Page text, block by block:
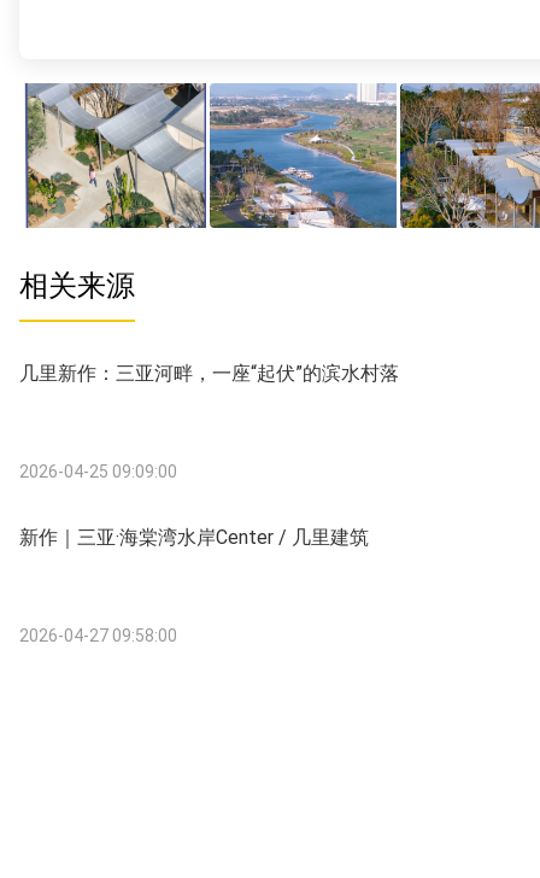
相关来源
几里新作：三亚河畔，一座“起伏”的滨水村落
2026-04-25 09:09:00
新作｜三亚·海棠湾水岸Center / 几里建筑
2026-04-27 09:58:00